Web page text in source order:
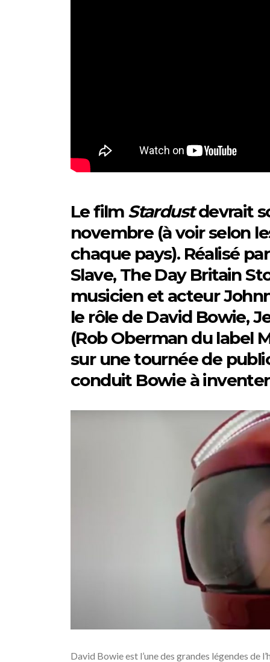
Le film Stardustdevrait
novembre (à voir selon
chaque pays). Réalisé
Slave, The Day Britain
musicien et acteur
le rôle de David Bowie,
(Rob Oberman du label
sur une tournée de
conduit Bowie à
David Bowie est l’une des grandes légendes de